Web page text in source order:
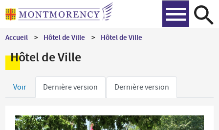
Aller
au
principal
Accueil Hôtel de Ville Hôtel de Ville
Hôtel de Ville
Onglets
Voir Dernière version Dernière version